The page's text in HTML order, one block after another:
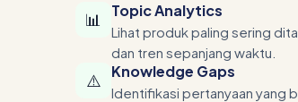
📊 Topic Analytics
Lihat produk paling sering
dan tren sepanjang waktu.
⚠️ Knowledge Gaps
Identifikasi pertanyaan yang